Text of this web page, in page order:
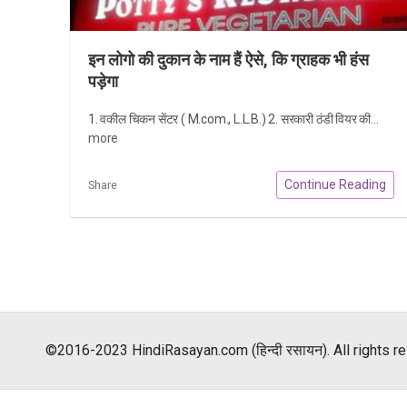
इन लोगो की दुकान के नाम हैं ऐसे, कि ग्राहक भी हंस
पड़ेगा
1. वकील चिकन सेंटर ( M.com., L.L.B.) 2. सरकारी ठंडी वियर की...
more
Share Continue Reading
©2016-2023 HindiRasayan.com (हिन्दी रसायन). All rights